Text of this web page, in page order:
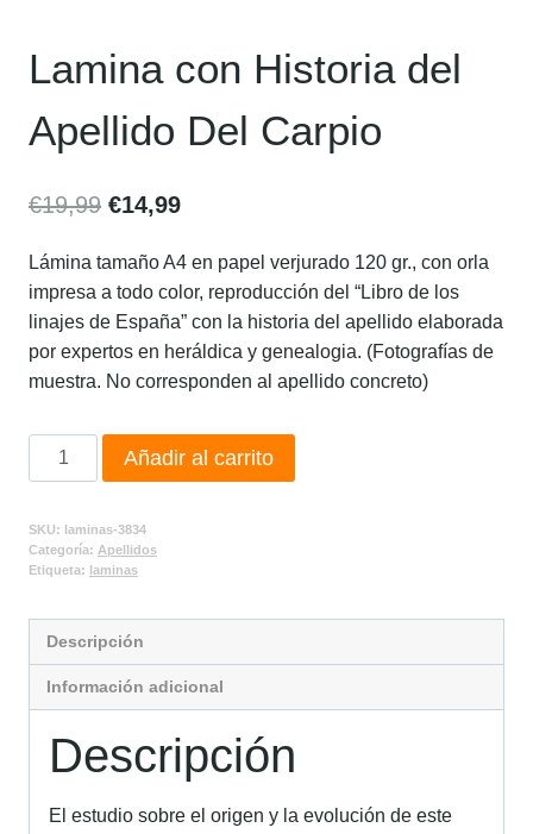
Lamina con Historia del
Apellido Del Carpio
€19,99 €14,99
Lámina tamaño A4 en papel verjurado 120 gr., con orla
impresa a todo color, reproducción del “Libro de los
linajes de España” con la historia del apellido elaborada
por expertos en heráldica y genealogia. (Fotografías de
muestra. No corresponden al apellido concreto)
Añadir al carrito
SKU: laminas-3834
Categoría: Apellidos
Etiqueta: laminas
Descripción
Información adicional
Descripción
El estudio sobre el origen y la evolución de este